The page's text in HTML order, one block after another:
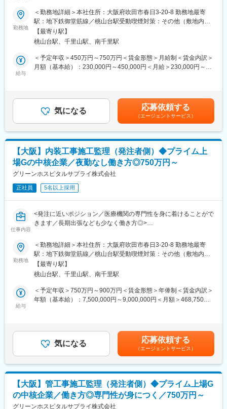
士・施工管理技士などの取得を積極サポートします。
■本ポジションの魅力・やりがい
・MRI室の電磁対策や病室の酸素アウトレット設置など一般建築
成を見届ける達成感は大きく、「いのちを守る人を支える環境づ
くり」に直接貢献できます。
るほか、プロジェクトマネジメント（CM）領域にも挑戦可能。大
規模案件の責任者、技術指導など将来的なキャリアの幅も広いで
す。
■募集背景
・医療機関の建替え・増改築が全国的に増加し、医療×建築に特化
した工事ニーズが拡大。専門性の高い「MF技術工事部」を強化
し、10名から30名体制を目指すため施工管理の経験者を募集しま
す。
・発注者に近いポジションで医療機関の新設・移転・改修工事に
おける電気工事、電気通信工監理業務を担当します。
※工事規模などに合わせて、施工管理業務を担当いただくこともあ
りますが、発注者側での業務割合が高くなります。
・常駐型の施工管理業務よりも、巡回型での施工監理業務の案件
構成比が高いです。
・担当エリアにつは、関西案件中心となります。
※必要に応じて出張はありますが、長期出張は少ない環境となりま
す。
・工事金額…数十万～4億程度と幅広い案件となりますが、新設よ
りも改修案件の割合が高いです。
建築を横断する知識を持つ技術者が在籍。病院の理事長・院長・
事務長と直接やり取りする案件が多く、発注者に近い立場で業務
を進められます。
業務をお任せしますが、ご経験を積んでいただき、複数の分野で
の施工監理を担当いただく事を想定しております。
■教育体制
・OJTを中心に医療法規・設備基準・特殊施工などの専門知識を
士・施工管理技士などの取得を積極サポートします。
■本ポジションの魅力・やりがい
・MRI室の電磁対策や病室の酸素アウトレット設置など一般建築
成を見届ける達成感は大きく、「いのちを守る人を支える環境づ
くり」に直接貢献できます。
るほか、プロジェクトマネジメント（CM）領域にも挑戦可能。大
規模案件の責任者、技術指導など将来的なキャリアの幅も広いで
す。
■募集背景
・医療機関の建替え・増改築が全国的に増加し、医療×建築に特化
した工事ニーズが拡大。専門性の高い「MF技術工事部」を強化
し、10名から30名体制を目指すため施工管理の経験者を募集しま
勤務地
＜勤務地詳細＞本社住所：大阪府吹田市春日3-20-8 勤務地最寄
駅：地下鉄御堂筋線／桃山台駅受動喫煙対策：その他（敷地内禁
煙（屋外喫煙可能場所あり））変更の範囲：会社の定める事業所
【最寄り駅】
桃山台駅、千里山駅、南千里駅
給与
＜予定年収＞450万円～750万円＜賃金形態＞月給制＜賃金内訳＞
月額（基本給）：230,000円～450,000円＜月給＞230,000円～
り、選考を通じて上下する可能性があります。月給(月額)は固定手
当を含めた表記です。
気になる 応募依頼する
（エージェントサービス）
【大阪】内装工事施工監理（発注者側）◆プライム上
場Gの中核企業／夜勤なし働き方◎750万円～
グリーンホスピタルサプライ株式会社
正社員 5名以上採用
仕事内容
<発注に近いポジション／医療機関の専門性を身に着けることがで
きます／長期出張なども少なく働き方◎>
・発注者に近いポジションで医療機関の新設・移転・改修工事に
おける内装工事施工監理業務を担当します。
※工事規模などに合わせて、施工管理業務を担当いただくこともあ
りますが、発注者側での業務割合が高くなります。
・常駐型の施工管理業務よりも、巡回型での施工監理業務の案件
構成比が高いです。
・担当エリアにつは、関西案件中心となります。
※必要に応じて出張はありますが、長期出張は少ない環境となりま
す。
・工事金額…数十万～4億程度と幅広い案件となりますが、新設よ
りも改修案件の割合が高いです。
建築を横断する知識を持つ技術者が在籍。病院の理事長・院長・
事務長と直接やり取りする案件が多く、発注者に近い立場で業務
を進められます。
勤務地
＜勤務地詳細＞本社住所：大阪府吹田市春日3-20-8 勤務地最寄
駅：地下鉄御堂筋線／桃山台駅受動喫煙対策：その他（敷地内禁
煙（屋外喫煙可能場所あり））変更の範囲：会社の定める事業所
【最寄り駅】
桃山台駅、千里山駅、南千里駅
給与
＜予定年収＞750万円～900万円＜賃金形態＞年俸制＜賃金内訳＞
年額（基本給）：7,500,000円～9,000,000円＜月額＞468,750円
の金額であり、選考を通じて上下する可能性があります。月給(月
額)は固定手当を含めた表記です。
気になる 応募依頼する
（エージェントサービス）
【大阪】管工事施工監理（発注者側）◆プライム上場G
の中核企業／働き方◎専門性が身につく／750万円～
グリーンホスピタルサプライ株式会社